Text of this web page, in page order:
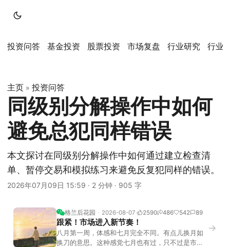
投资问答 基金投资 股票投资 市场复盘 行业研究 行业
主页 » 投资问答
同级别分解操作中如何
避免总犯同样错误
本文探讨在同级别分解操作中如何通过建立检查清
单、暂停交易和模拟练习来避免反复犯同样的错误。
2026年07月09日 15:59 · 2 分钟 · 905 字
格兰后花园 2026-08-07 2590 486 542 89
跟紧！市场进入新节奏！
八月第一周，体感和七月完全不同。有点儿换月如
换刀的意思。这种感觉七月也有过，只不过是市场
→